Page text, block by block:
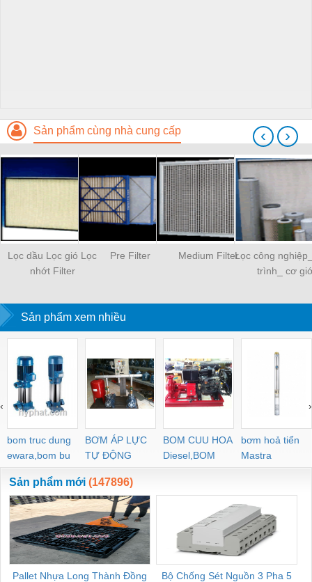
Sản phẩm cùng nhà cung cấp
Lọc dầu Lọc gió Lọc
nhớt Filter
Pre Filter Medium FilterLọc công
trình_ cơ
‹ ›
Sản phẩm xem nhiều
bom truc dung
ewara,bom bu
ewara
BƠM ÁP LỰC
TỰ ĐỘNG
BOM CUU HOA
Diesel,BOM
CHUA CHAY
bơm hoả tiển
Mastra
‹ ›
Sản phẩm mới (147896)
Pallet Nhựa Long Thành Đồng
Bộ Chống Sét Nguồn 3 Pha 5